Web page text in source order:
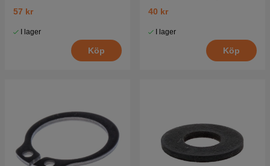
57 kr
I lager
Köp
40 kr
I lager
Köp